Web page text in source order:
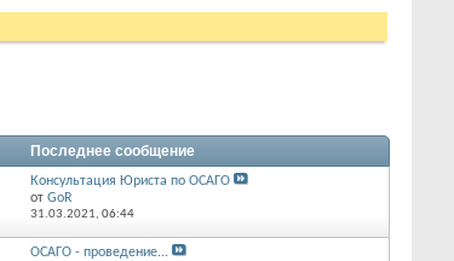
Последнее сообщение
Консультация Юриста по ОСАГО
от GoR
31.03.2021, 06:44
ОСАГО - проведение...